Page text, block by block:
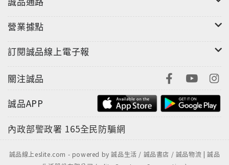
營業據點
訂閱誠品線上電子報
關注誠品
誠品APP
內政部警政署 165全民防騙網
誠品線上eslite.com - powered by 誠品生活 / 誠品書店 / 誠品物流 | 誠品